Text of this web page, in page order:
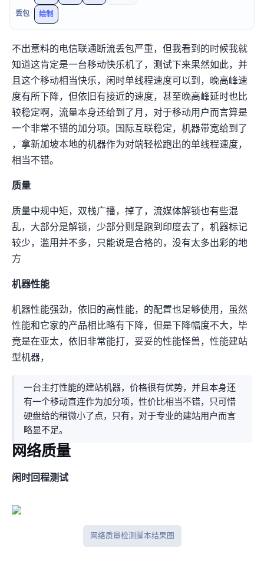
丢包 绘制
不出意料的电信联通断流丢包严重，但我看到 的时候我就
知道这肯定是一台移动快乐机了，测试下来果然如此，并
且这个移动相当快乐，闲时单线程速度可以到300Mbps，晚高峰速
度有所下降，但依旧有接近100Mbps的速度，甚至晚高峰延时也比
较稳定啊，流量本身还给到了4T/月，对于移动用户而言算是
一个非常不错的加分项。国际互联稳定，机器带宽给到了
10Gbps，拿新加坡本地的机器作为对端轻松跑出8Gbps+的单线程速度，
相当不错。
IP质量
IP质量中规中矩，IPV4+IPV6双栈广播IP，Disney+/Netflix/Reddit掉了，流媒体解锁也有些混
乱，大部分是SG解锁，少部分则是跑到印度去了，机器标记
较少，滥用并不多，只能说是合格的IP，没有太多出彩的地
方
机器性能
机器性能强劲，依旧Ryzen 9950X的CPU+高性能IO，8C8G的配置也足够使用，虽然
性能和它家的LAX产品相比略有下降，但是下降幅度不大，毕
竟是在亚太，依旧非常能打，妥妥的性能怪兽，性能+建站
型机器，
一台主打性能的建站机器，价格很有优势，并且本身还
有一个移动直连作为加分项，性价比相当不错，只可惜
硬盘给的稍微小了点，只有60GB，对于专业的建站用户而言
略显不足。
网络质量
闲时IPV4回程测试
网络质量检测脚本结果图